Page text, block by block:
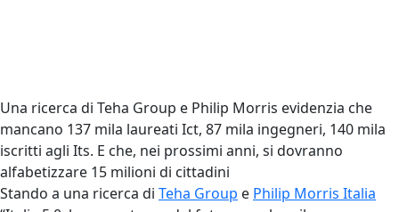
Una ricerca di Teha Group e Philip Morris evidenzia che
mancano 137 mila laureati Ict, 87 mila ingegneri, 140 mila
iscritti agli Its. E che, nei prossimi anni, si dovranno
alfabetizzare 15 milioni di cittadini
Stando a una ricerca di Teha Group e Philip Morris Italia